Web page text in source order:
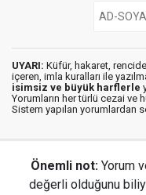
UYARI: Küfür, hakaret,
içeren, imla kuralları ile
isimsiz ve büyük harflerle
Yorumların her türlü cezai ve
Sistem yapılan yorumlardan
Önemli not: Yorum
değerli olduğunu